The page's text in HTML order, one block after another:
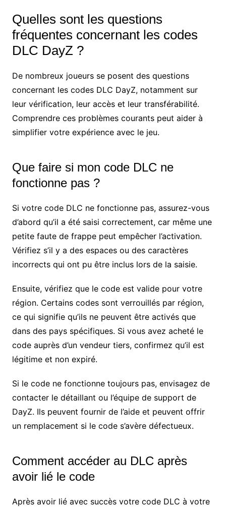
Quelles sont les questions
fréquentes concernant les codes
DLC DayZ ?
De nombreux joueurs se posent des questions
concernant les codes DLC DayZ, notamment sur
leur vérification, leur accès et leur transférabilité.
Comprendre ces problèmes courants peut aider à
simplifier votre expérience avec le jeu.
Que faire si mon code DLC ne
fonctionne pas ?
Si votre code DLC ne fonctionne pas, assurez-vous
d’abord qu’il a été saisi correctement, car même une
petite faute de frappe peut empêcher l’activation.
Vérifiez s’il y a des espaces ou des caractères
incorrects qui ont pu être inclus lors de la saisie.
Ensuite, vérifiez que le code est valide pour votre
région. Certains codes sont verrouillés par région,
ce qui signifie qu’ils ne peuvent être activés que
dans des pays spécifiques. Si vous avez acheté le
code auprès d’un vendeur tiers, confirmez qu’il est
légitime et non expiré.
Si le code ne fonctionne toujours pas, envisagez de
contacter le détaillant ou l’équipe de support de
DayZ. Ils peuvent fournir de l’aide et peuvent offrir
un remplacement si le code s’avère défectueux.
Comment accéder au DLC après
avoir lié le code
Après avoir lié avec succès votre code DLC à votre